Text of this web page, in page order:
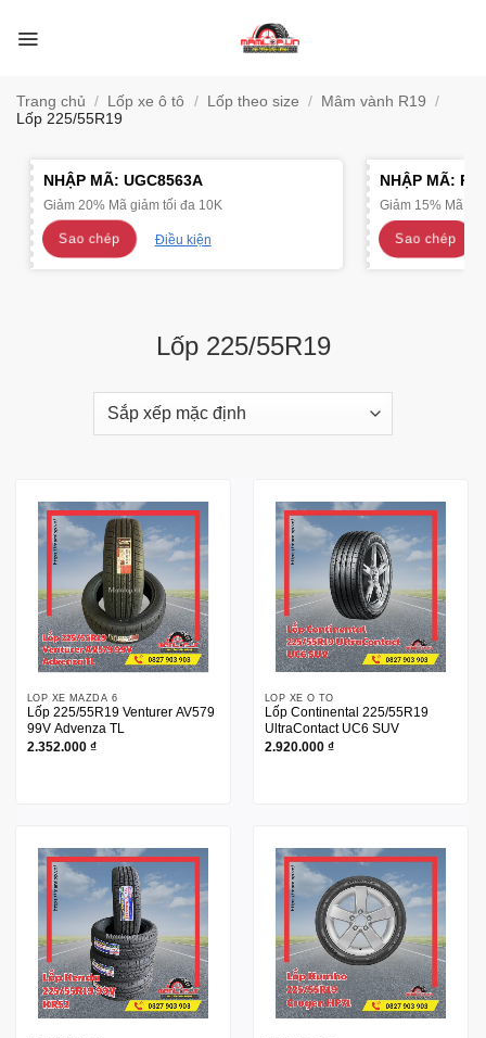
qua
Trang chủ / Lốp xe ô tô / Lốp theo size / Mâm vành R19 /
Lốp 225/55R19
NHẬP MÃ: UGC8563A
Giảm 20% Mã giảm tối đa 10K
Sao chép Điều kiện
NHẬP MÃ:
Giảm 15% Mã
Sao chép
Lốp 225/55R19
LỐP XE MAZDA 6
Lốp 225/55R19 Venturer AV579
99V Advenza TL
2.352.000 ₫
LỐP XE Ô TÔ
Lốp Continental 225/55R19
UltraContact UC6 SUV
2.920.000 ₫